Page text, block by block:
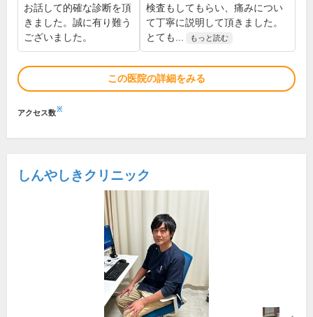
お話して的確な診断を頂
きました。誠に有り難う
ございました。
検査もしてもらい、痛みについ
て丁寧に説明して頂きました。
とても...
もっと読む
この医院の詳細をみる
アクセス数※
しんやしきクリニック